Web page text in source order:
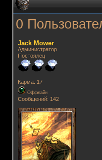
0
Jack Mower
Администратор
Постоялец
Карма: 17
Оффлайн
Сообщений: 142